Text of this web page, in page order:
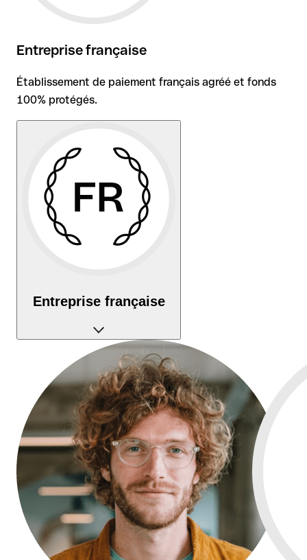
Entreprise française
Établissement de paiement français agréé et fonds
100% protégés.
Entreprise française
Établissement de paiement français agréé et fonds
100% protégés.